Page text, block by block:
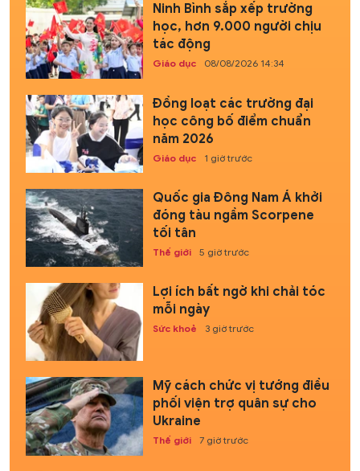
Ninh Bình sắp xếp trường
học, hơn 9.000 người chịu
tác động
Giáo dục 08/08/2026 14:34
Đồng loạt các trường đại
học công bố điểm chuẩn
năm 2026
Giáo dục 1 giờ trước
Quốc gia Đông Nam Á khởi
đóng tàu ngầm Scorpene
tối tân
Thế giới 5 giờ trước
Lợi ích bất ngờ khi chải tóc
mỗi ngày
Sức khoẻ 3 giờ trước
Mỹ cách chức vị tướng điều
phối viện trợ quân sự cho
Ukraine
Thế giới 7 giờ trước